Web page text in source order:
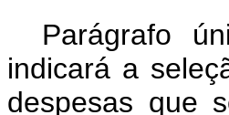
Parágrafo
indicará a
despesas que